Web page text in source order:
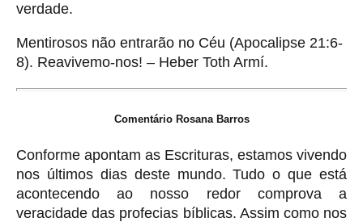
verdade.
Mentirosos não entrarão no Céu (Apocalipse 21:6-
8). Reavivemo-nos! – Heber Toth Armí.
Comentário Rosana Barros
Conforme apontam as Escrituras, estamos vivendo
nos últimos dias deste mundo. Tudo o que está
acontecendo ao nosso redor comprova a
veracidade das profecias bíblicas. Assim como nos